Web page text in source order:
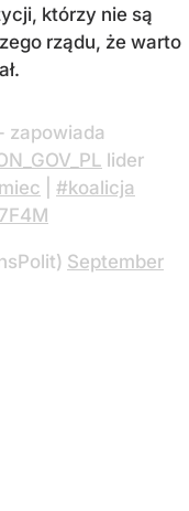
którzy nie są
rządu, że warto
zapowiada
lider
#koalicja
September